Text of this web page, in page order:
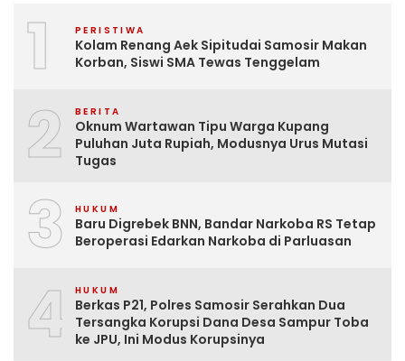
1 PERISTIWA
Kolam Renang Aek Sipitudai Samosir Makan
Korban, Siswi SMA Tewas Tenggelam
2 BERITA
Oknum Wartawan Tipu Warga Kupang
Puluhan Juta Rupiah, Modusnya Urus Mutasi
Tugas
3 HUKUM
Baru Digrebek BNN, Bandar Narkoba RS Tetap
Beroperasi Edarkan Narkoba di Parluasan
4 HUKUM
Berkas P21, Polres Samosir Serahkan Dua
Tersangka Korupsi Dana Desa Sampur Toba
ke JPU, Ini Modus Korupsinya